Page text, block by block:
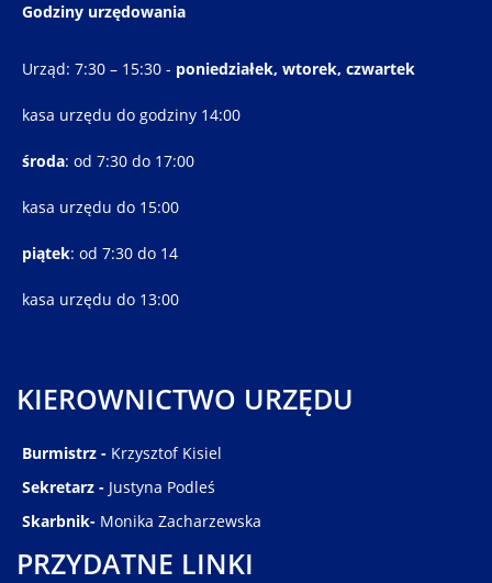
Godziny urzędowania
Urząd: 7:30 – 15:30 - poniedziałek, wtorek, czwartek
kasa urzędu do godziny 14:00
środa: od 7:30 do 17:00
kasa urzędu do 15:00
piątek: od 7:30 do 14
kasa urzędu do 13:00
KIEROWNICTWO URZĘDU
Burmistrz - Krzysztof Kisiel
Sekretarz - Justyna Podleś
Skarbnik- Monika Zacharzewska
PRZYDATNE LINKI